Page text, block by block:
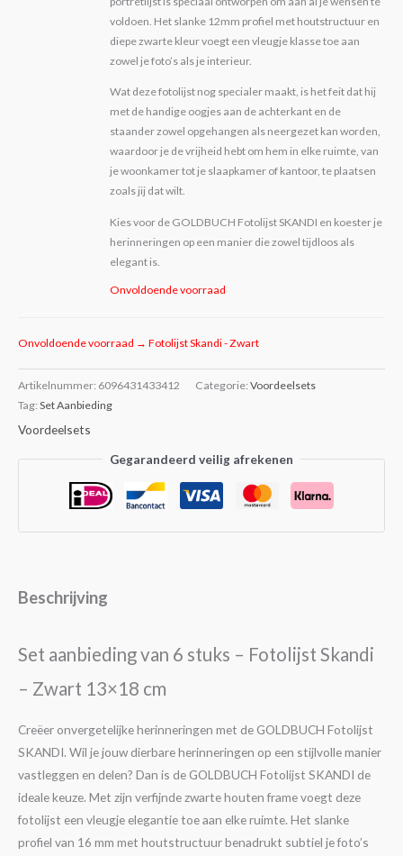
voldoen. Het slanke 12mm profiel met houtstructuur en
diepe zwarte kleur voegt een vleugje klasse toe aan
zowel je foto’s als je interieur.
Wat deze fotolijst nog specialer maakt, is het feit dat hij
met de handige oogjes aan de achterkant en de
staander zowel opgehangen als neergezet kan worden,
waardoor je de vrijheid hebt om hem in elke ruimte, van
je woonkamer tot je slaapkamer of kantoor, te plaatsen
zoals jij dat wilt.
Kies voor de GOLDBUCH Fotolijst SKANDI en koester je
herinneringen op een manier die zowel tijdloos als
elegant is.
Onvoldoende voorraad
Onvoldoende voorraad → Fotolijst Skandi - Zwart
Artikelnummer: 6096431433412 Categorie: Voordeelsets
Tag: Set Aanbieding
Voordeelsets
Gegarandeerd veilig afrekenen
Beschrijving
Set aanbieding van 6 stuks – Fotolijst Skandi
– Zwart 13×18 cm
Creëer onvergetelijke herinneringen met de GOLDBUCH Fotolijst
SKANDI. Wil je jouw dierbare herinneringen op een stijlvolle manier
vastleggen en delen? Dan is de GOLDBUCH Fotolijst SKANDI de
ideale keuze. Met zijn verfijnde zwarte houten frame voegt deze
fotolijst een vleugje elegantie toe aan elke ruimte. Het slanke
profiel van 16 mm met houtstructuur benadrukt subtiel je foto’s